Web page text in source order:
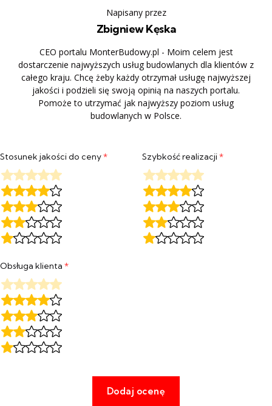
Napisany przez
Zbigniew Kęska
CEO portalu MonterBudowy.pl - Moim celem jest
dostarczenie najwyższych usług budowlanych dla klientów z
całego kraju. Chcę żeby każdy otrzymał usługę najwyższej
jakości i podzieli się swoją opinią na naszych portalu.
Pomoże to utrzymać jak najwyższy poziom usług
budowlanych w Polsce.
Stosunek jakości do ceny* Szybkość realizacji*
Obsługa klienta *